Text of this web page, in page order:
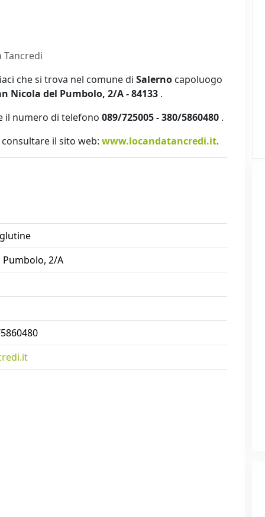
Tancredi
che si trova nel comune di Salerno capoluogo
Nicola del Pumbolo, 2/A - 84133 .
il numero di telefono 089/725005 - 380/5860480 .
il sito web: www.locandatancredi.it.
Pumbolo, 2/A